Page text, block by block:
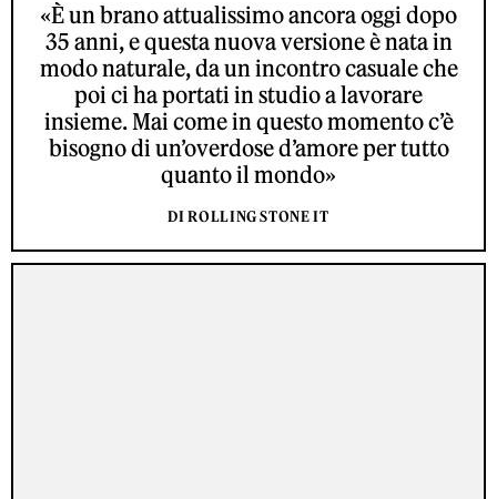
«È un brano attualissimo ancora oggi dopo
35 anni, e questa nuova versione è nata in
modo naturale, da un incontro casuale che
poi ci ha portati in studio a lavorare
insieme. Mai come in questo momento c’è
bisogno di un’overdose d’amore per tutto
quanto il mondo»
DI ROLLING STONE IT